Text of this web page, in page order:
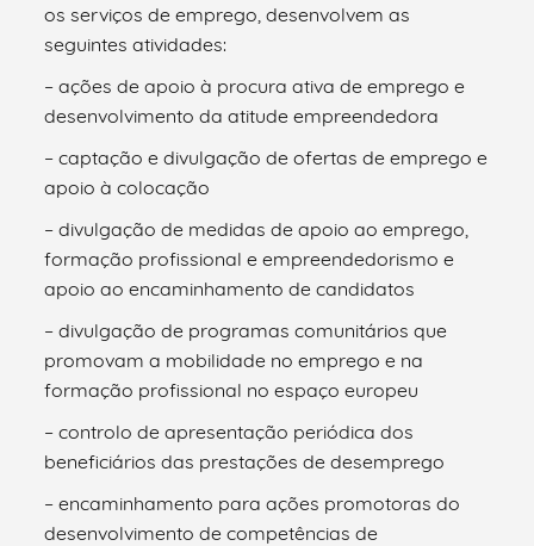
os serviços de emprego, desenvolvem as
seguintes atividades:
– ações de apoio à procura ativa de emprego e
desenvolvimento da atitude empreendedora
– captação e divulgação de ofertas de emprego e
apoio à colocação
– divulgação de medidas de apoio ao emprego,
formação profissional e empreendedorismo e
apoio ao encaminhamento de candidatos
– divulgação de programas comunitários que
promovam a mobilidade no emprego e na
formação profissional no espaço europeu
– controlo de apresentação periódica dos
beneficiários das prestações de desemprego
– encaminhamento para ações promotoras do
desenvolvimento de competências de